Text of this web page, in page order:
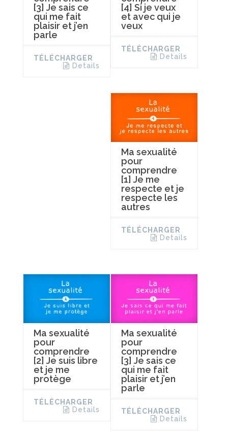
[3] Je sais ce
qui me fait
plaisir et j’en
parle
TÉLÉCHARGER
Details
[4] Si je veux
et avec qui je
veux
TÉLÉCHARGER
Details
Ma sexualité
pour
comprendre
[1] Je me
respecte et je
respecte les
autres
TÉLÉCHARGER
Details
Ma sexualité
pour
comprendre
[2] Je suis libre
et je me
protège
TÉLÉCHARGER
Details
Ma sexualité
pour
comprendre
[3] Je sais ce
qui me fait
plaisir et j’en
parle
TÉLÉCHARGER
Details